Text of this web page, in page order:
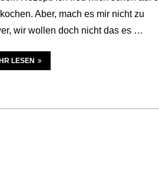
Aber, mach es mir nicht zu
wir wollen doch nicht das es …
LESEN